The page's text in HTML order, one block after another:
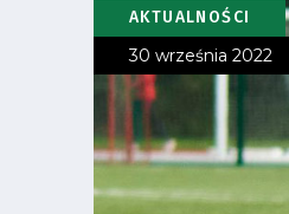
Warciarzy
Prowizja
AKTUALNOŚCI
30 września 2022